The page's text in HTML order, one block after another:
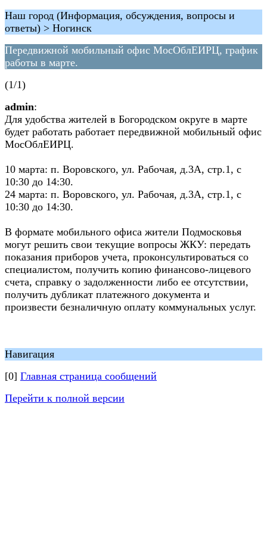
Наш город (Информация, обсуждения, вопросы и
ответы) > Ногинск
Передвижной мобильный офис МосОблЕИРЦ, график
работы в марте.
(1/1)
admin:
Для удобства жителей в Богородском округе в марте
будет работать работает передвижной мобильный офис
МосОблЕИРЦ.
10 марта: п. Воровского, ул. Рабочая, д.3А, стр.1, с
10:30 до 14:30.
24 марта: п. Воровского, ул. Рабочая, д.3А, стр.1, с
10:30 до 14:30.
В формате мобильного офиса жители Подмосковья
могут решить свои текущие вопросы ЖКУ: передать
показания приборов учета, проконсультироваться со
специалистом, получить копию финансово-лицевого
счета, справку о задолженности либо ее отсутствии,
получить дубликат платежного документа и
произвести безналичную оплату коммунальных услуг.
Навигация
[0] Главная страница сообщений
Перейти к полной версии